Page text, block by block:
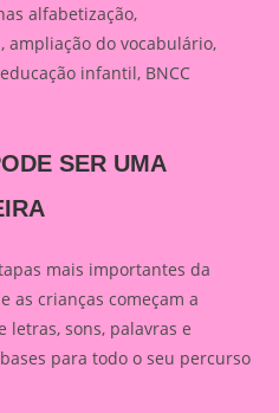
alfabetização,
ampliação do vocabulário,
infantil, BNCC
SER UMA
mais importantes da
as crianças começam a
letras, sons, palavras e
para todo o seu percurso